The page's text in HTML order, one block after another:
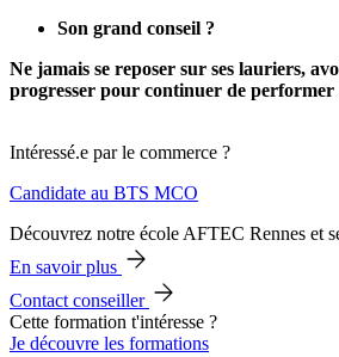
Son grand conseil ?
Ne jamais se reposer sur ses lauriers,
progresser pour continuer de performer
Intéressé.e par le commerce ?
Candidate au BTS MCO
Découvrez notre école AFTEC Rennes et
En savoir plus
Contact conseiller
Cette formation t'intéresse ?
Je découvre les formations